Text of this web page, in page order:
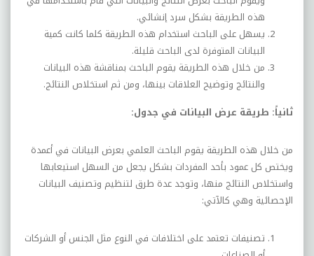
هذه الطريقة بشكل سرد إنشائي.
يسهل على الباحث استخدام هذه الطريقة كلما كانت كمية
البيانات المتوفرة لدى الباحث قليلة.
من خلال هذه الطريقة يقوم الباحث بمناقشة هذه البيانات
والنتائج وتوضيح العلاقات بينها، ومن ثم استخلاص النتائج.
ثانياً: طريقة عرض البيانات في جدول:
من خلال هذه الطريقة يقوم الباحث العلمي بعرض البيانات في أعمدة
ويختص كل عمود بأحد المفردات بشكل يجعل من السهل استيعابها
واستخلاص النتائج منها، وتوجد عدة طرق لتنظيم وتصنيف البيانات
الإحصائية وهي كالآتي:
تصنيفات تعتمد على اختلافات في النوع مثل الجنس أو الشركات